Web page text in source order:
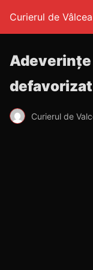
Curierul de Vâlcea
defavorizat
Curierul de